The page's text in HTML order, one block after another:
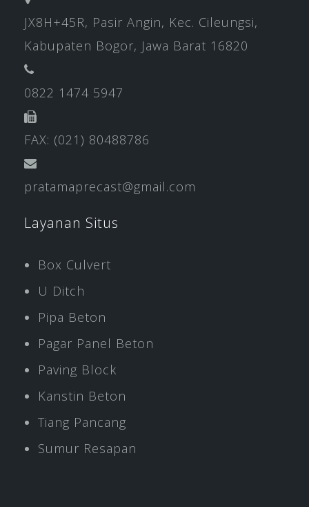
JX8H+45R, Pasir Angin, Kec. Cileungsi,
Kabupaten Bogor, Jawa Barat 16820
0822 1474 5947
FAX: (021) 80488786
pratamaprecast@gmail.com
Layanan Situs
Box Culvert
U Ditch
Pipa Beton
Pagar Panel Beton
Paving Block
Kanstin Beton
Tiang Pancang
Sumur Resapan